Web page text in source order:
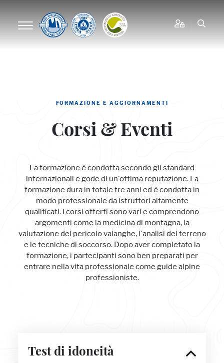
FORMAZIONE E AGGIORNAMENTI
Corsi & Eventi
La formazione è condotta secondo gli standard
internazionali e gode di un'ottima reputazione. La
formazione dura in totale tre anni ed è condotta in
modo professionale da istruttori altamente
qualificati. I corsi offerti sono vari e comprendono
argomenti come la medicina di montagna, la
valutazione del pericolo valanghe, l'analisi del terreno
e le tecniche di soccorso. Dopo aver completato la
formazione, i partecipanti sono ben preparati per
entrare nella vita professionale come guide alpine
professioniste.
Test di idoneità